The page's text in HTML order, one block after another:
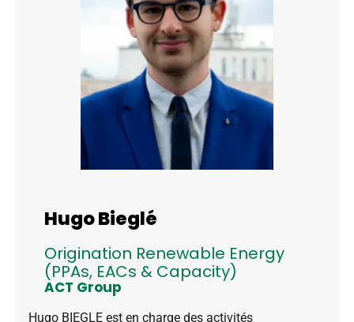
Hugo Bieglé
Origination Renewable Energy
(PPAs, EACs & Capacity)
ACT Group
Hugo BIEGLE est en charge des activités